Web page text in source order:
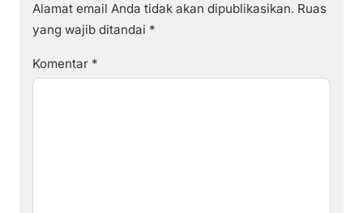
Alamat email Anda tidak akan dipublikasikan. Ruas
yang wajib ditandai *
Komentar *